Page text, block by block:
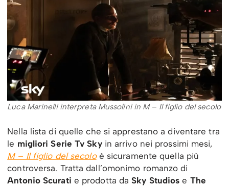
Luca Marinelli interpreta Mussolini in M – Il figlio del secolo
Nella lista di quelle che si apprestano a diventare tra
le migliori Serie Tv Skyin arrivo nei prossimi mesi,
M – Il figlio del secolo è sicuramente quella più
controversa. Tratta dall’omonimo romanzo di
Antonio Scurati e prodotta daSky Studios e The